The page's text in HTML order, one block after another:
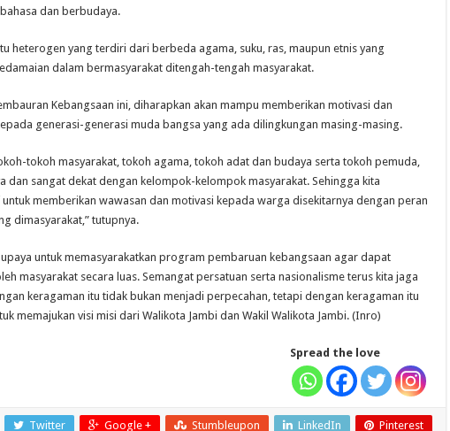
dan berbudaya.
heterogen yang terdiri dari berbeda agama, suku, ras, maupun etnis yang
dalam bermasyarakat ditengah-tengah masyarakat.
Kebangsaan ini, diharapkan akan mampu memberikan motivasi dan
generasi-generasi muda bangsa yang ada dilingkungan masing-masing.
tokoh masyarakat, tokoh agama, tokoh adat dan budaya serta tokoh pemuda,
dan sangat dekat dengan kelompok-kelompok masyarakat. Sehingga kita
memberikan wawasan dan motivasi kepada warga disekitarnya dengan peran
dimasyarakat,” tutupnya.
untuk memasyarakatkan program pembaruan kebangsaan agar dapat
masyarakat secara luas. Semangat persatuan serta nasionalisme terus kita jaga
keragaman itu tidak bukan menjadi perpecahan, tetapi dengan keragaman itu
memajukan visi misi dari Walikota Jambi dan Wakil Walikota Jambi. (Inro)
Spread the love
Twitter Google + Stumbleupon LinkedIn Pinterest